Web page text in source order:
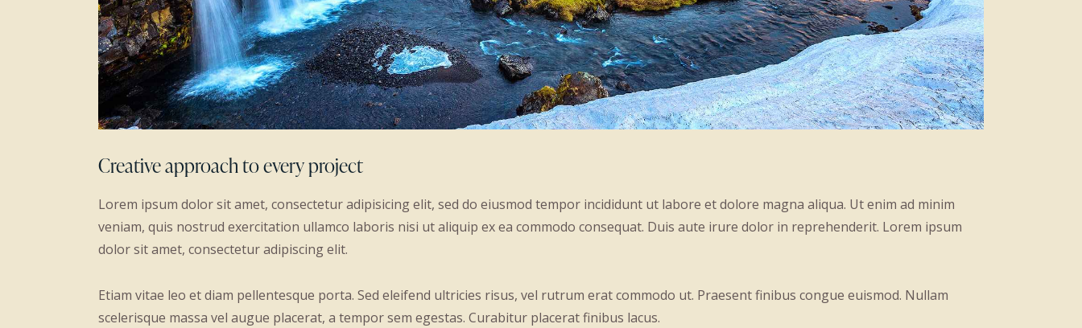
Creative approach to every project
Lorem ipsum dolor sit amet, consectetur adipisicing elit, sed do eiusmod tempor incididunt ut labore et dolore magna aliqua. Ut enim ad minim
veniam, quis nostrud exercitation ullamco laboris nisi ut aliquip ex ea commodo consequat. Duis aute irure dolor in reprehenderit. Lorem ipsum
dolor sit amet, consectetur adipiscing elit.
Etiam vitae leo et diam pellentesque porta. Sed eleifend ultricies risus, vel rutrum erat commodo ut. Praesent finibus congue euismod. Nullam
scelerisque massa vel augue placerat, a tempor sem egestas. Curabitur placerat finibus lacus.